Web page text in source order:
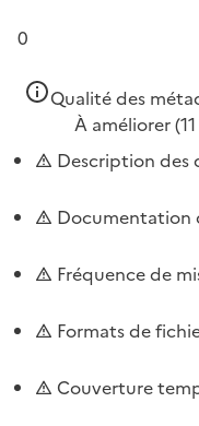
0
Qualité des
À améliorer
Description des
Documentation
Fréquence de
Formats de
Couverture